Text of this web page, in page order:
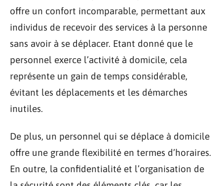
offre un confort incomparable, permettant aux
individus de recevoir des services à la personne
sans avoir à se déplacer. Etant donné que le
personnel exerce l’activité à domicile, cela
représente un gain de temps considérable,
évitant les déplacements et les démarches
inutiles.
De plus, un personnel qui se déplace à domicile
offre une grande flexibilité en termes d’horaires.
En outre, la confidentialité et l’organisation de